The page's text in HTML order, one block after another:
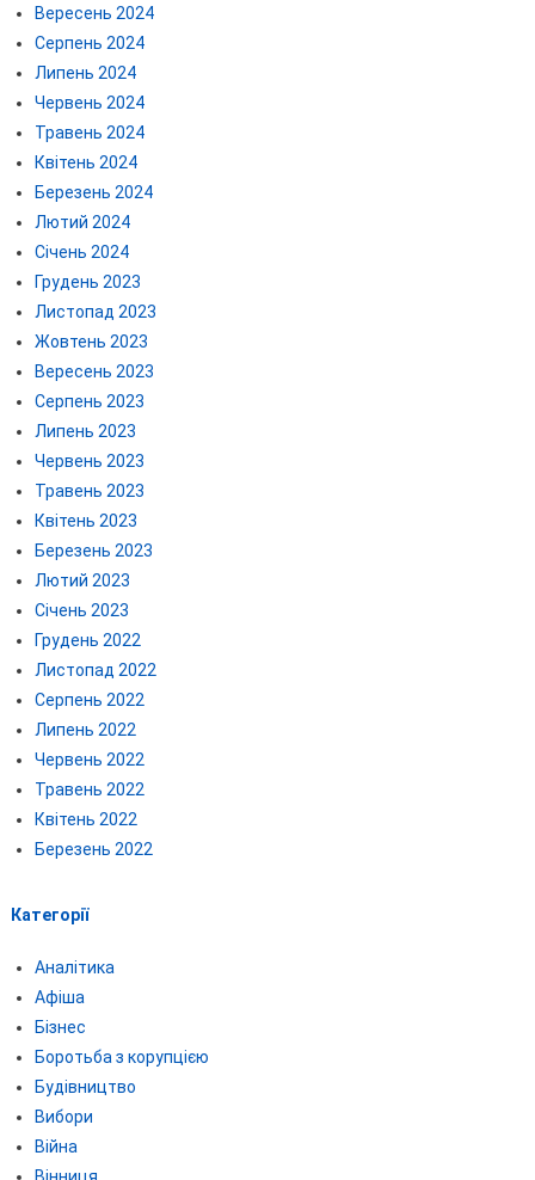
Вересень 2024
Серпень 2024
Липень 2024
Червень 2024
Травень 2024
Квітень 2024
Березень 2024
Лютий 2024
Січень 2024
Грудень 2023
Листопад 2023
Жовтень 2023
Вересень 2023
Серпень 2023
Липень 2023
Червень 2023
Травень 2023
Квітень 2023
Березень 2023
Лютий 2023
Січень 2023
Грудень 2022
Листопад 2022
Серпень 2022
Липень 2022
Червень 2022
Травень 2022
Квітень 2022
Березень 2022
Категорії
Аналітика
Афіша
Бізнес
Боротьба з корупцією
Будівництво
Вибори
Війна
Вінниця